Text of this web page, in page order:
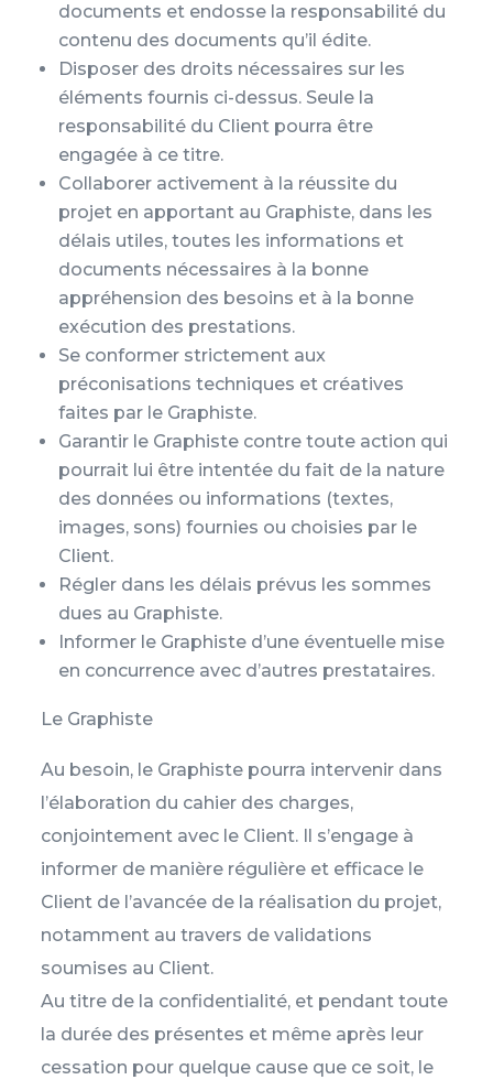
documents et endosse la responsabilité du
contenu des documents qu’il édite.
Disposer des droits nécessaires sur les
éléments fournis ci-dessus. Seule la
responsabilité du Client pourra être
engagée à ce titre.
Collaborer activement à la réussite du
projet en apportant au Graphiste, dans les
délais utiles, toutes les informations et
documents nécessaires à la bonne
appréhension des besoins et à la bonne
exécution des prestations.
Se conformer strictement aux
préconisations techniques et créatives
faites par le Graphiste.
Garantir le Graphiste contre toute action qui
pourrait lui être intentée du fait de la nature
des données ou informations (textes,
images, sons) fournies ou choisies par le
Client.
Régler dans les délais prévus les sommes
dues au Graphiste.
Informer le Graphiste d’une éventuelle mise
en concurrence avec d’autres prestataires.
Le Graphiste
Au besoin, le Graphiste pourra intervenir dans
l’élaboration du cahier des charges,
conjointement avec le Client. Il s’engage à
informer de manière régulière et efficace le
Client de l’avancée de la réalisation du projet,
notamment au travers de validations
soumises au Client.
Au titre de la confidentialité, et pendant toute
la durée des présentes et même après leur
cessation pour quelque cause que ce soit, le